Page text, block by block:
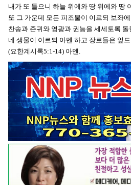
내가 또 들으니 하늘 위에와 땅 위에와 땅
또 그 가운데 모든 피조물이 이르되 보좌
찬송과 존귀와 영광과 권능을 세세토록 돌
네 생물이 이르되 아멘 하고 장로들은 엎
(요한계시록5:1-14) 아멘.